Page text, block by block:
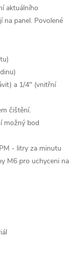
aktuálního
panel. Povolené
a 1/4" (vnitřní
čištění.
možný bod
- litry za minutu
M6 pro uchyceni na